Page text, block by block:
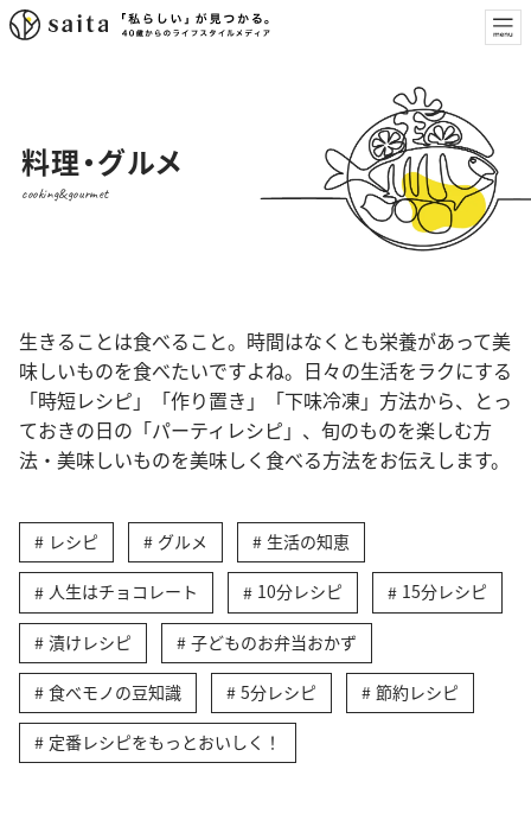
料理・グルメ
cooking&gourmet
生きることは食べること。時間はなくとも栄養があって美
味しいものを食べたいですよね。日々の生活をラクにする
「時短レシピ」「作り置き」「下味冷凍」方法から、とっ
ておきの日の「パーティレシピ」、旬のものを楽しむ方
法・美味しいものを美味しく食べる方法をお伝えします。
レシピ グルメ 生活の知恵
人生はチョコレート 10分レシピ 15分レシピ
漬けレシピ 子どものお弁当おかず
食べモノの豆知識 5分レシピ 節約レシピ
定番レシピをもっとおいしく！